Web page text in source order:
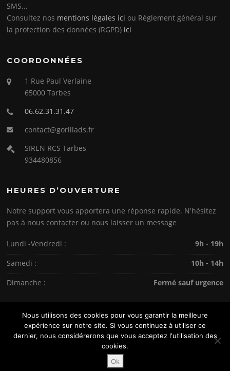
SMS...
Consultez nos mentions légales ici ou Règlement général sur
la protection des données (RGPD) ici
COORDONNÉES
1 Rue Paul Verlaine
65000 Tarbes
06.62.31.31.47
contact@gorillads.fr
SIREN RCS Tarbes
934480856
HEURES D’OUVERTURE
Notre support vous apportera une réponse rapide. N'hésitez
pas à nous contacter ou nous laisser un message
Lundi -Vendredi :
9h - 19h
Samedi :
10h - 14h
Dimanche :
Fermé sauf urgence
Copyright © © 2026. Tous droits réservés.
Screenr parallax theme
Nous utilisons des cookies pour vous garantir la meilleure
expérience sur notre site. Si vous continuez à utiliser ce
dernier, nous considérerons que vous acceptez l'utilisation des
cookies.
Ok